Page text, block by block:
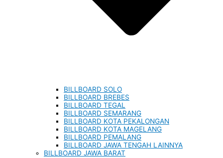
BILLBOARD SOLO
BILLBOARD BREBES
BILLBOARD TEGAL
BILLBOARD SEMARANG
BILLBOARD KOTA PEKALONGAN
BILLBOARD KOTA MAGELANG
BILLBOARD PEMALANG
BILLBOARD JAWA TENGAH LAINNYA
BILLBOARD JAWA BARAT